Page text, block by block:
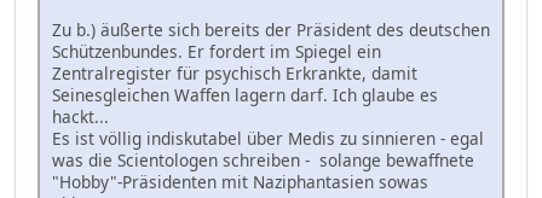
Zu b.) äußerte sich bereits der Präsident des deutschen
Schützenbundes. Er fordert im Spiegel ein
Zentralregister für psychisch Erkrankte, damit
Seinesgleichen Waffen lagern darf. Ich glaube es
hackt...
Es ist völlig indiskutabel über Medis zu sinnieren - egal
was die Scientologen schreiben - solange bewaffnete
"Hobby"-Präsidenten mit Naziphantasien sowas